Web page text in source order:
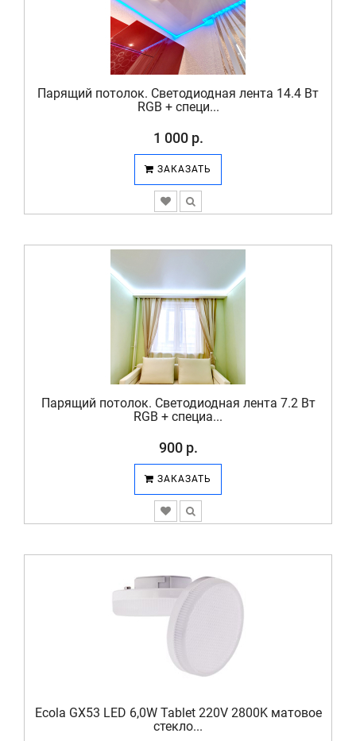
Парящий потолок. Светодиодная лента 14.4 Вт
RGB + специ...
1 000 р.
ЗАКАЗАТЬ
Парящий потолок. Светодиодная лента 7.2 Вт
RGB + специа...
900 р.
ЗАКАЗАТЬ
Ecola GX53 LED 6,0W Tablet 220V 2800K матовое
стекло...